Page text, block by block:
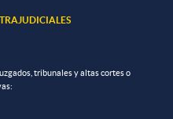
tribunales y altas cortes o